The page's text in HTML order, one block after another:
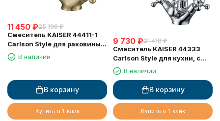
11 450 ₽25 190 ₽
Смеситель KAISER 44411-1
Carlson Style для раковины,
бронзовый
В наличии
В корзину
Купить в 1 клик
9 730 ₽21 410 ₽
Смеситель KAISER 44333
Carlson Style для кухни, с
краном для питьевой воды,
хром
В наличии
В корзину
Купить в 1 клик